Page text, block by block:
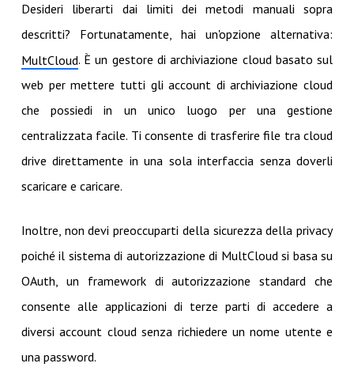
Desideri liberarti dai limiti dei metodi manuali sopra
descritti? Fortunatamente, hai un'opzione alternativa:
MultCloud. È un gestore di archiviazione cloud basato sul
web per mettere tutti gli account di archiviazione cloud
che possiedi in un unico luogo per una gestione
centralizzata facile. Ti consente di trasferire file tra cloud
drive direttamente in una sola interfaccia senza doverli
scaricare e caricare.
Inoltre, non devi preoccuparti della sicurezza della privacy
poiché il sistema di autorizzazione di MultCloud si basa su
OAuth, un framework di autorizzazione standard che
consente alle applicazioni di terze parti di accedere a
diversi account cloud senza richiedere un nome utente e
una password.